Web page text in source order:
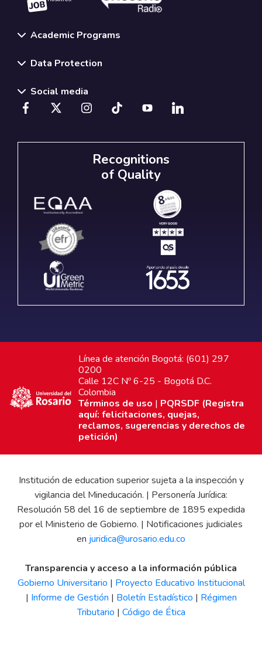
Academic Programs
Data Protection
Social media
Recognitions
of Quality
Línea de atención Bogotá: (601) 297
0200
Calle 12C Nº 6-25 - Bogotá D.C.
Colombia
Términos de uso | PQRSDF (Registra
aquí: felicitaciones, quejas,
reclamos, sugerencias y derechos de
petición)
Institución de education superior sujeta a la inspección y
vigilancia del Mineducación. | Personería Jurídica:
Resolución 58 del 16 de septiembre de 1895 expedida
por el Ministerio de Gobierno. | Notificaciones judiciales
en juridica@urosario.edu.co
Transparencia y acceso a la información pública
Gobierno Universitario | Proyecto Educativo Institucional
| Informe de Gestión | Boletín Estadístico | Régimen
Tributario | Código de Ética